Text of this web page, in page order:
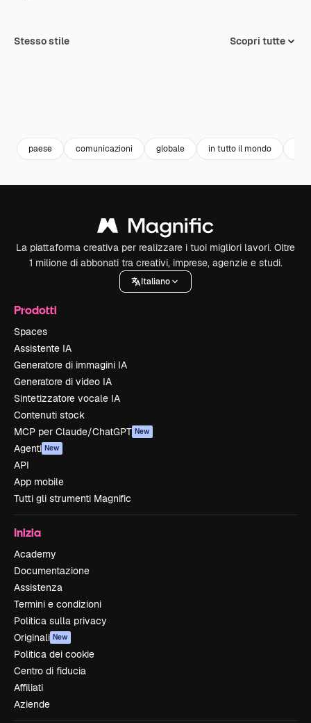
Stesso stile Scopri tutte
paese comunicazioni globale in tutto il mondo
La piattaforma creativa per realizzare i tuoi migliori lavori. Oltre
1 milione di abbonati tra creativi, imprese, agenzie e studi.
Italiano
Prodotti
Spaces
Assistente IA
Generatore di immagini IA
Generatore di video IA
Sintetizzatore vocale IA
Contenuti stock
MCP per Claude/ChatGPT New
Agenti New
API
App mobile
Tutti gli strumenti Magnific
Inizia
Academy
Documentazione
Assistenza
Termini e condizioni
Politica sulla privacy
Originali New
Politica dei cookie
Centro di fiducia
Affiliati
Aziende